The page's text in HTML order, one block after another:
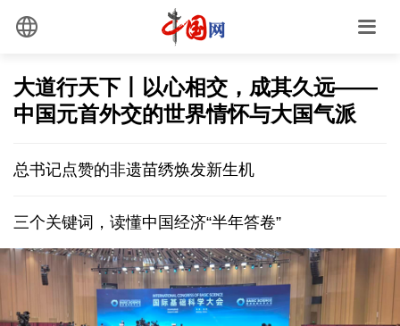
大道行天下丨以心相交，成其久远——
中国元首外交的世界情怀与大国气派
总书记点赞的非遗苗绣焕发新生机
三个关键词，读懂中国经济“半年答卷”